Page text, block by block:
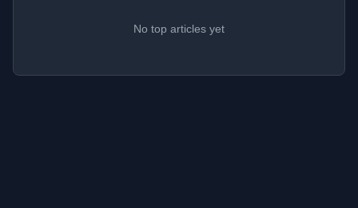
No top articles yet